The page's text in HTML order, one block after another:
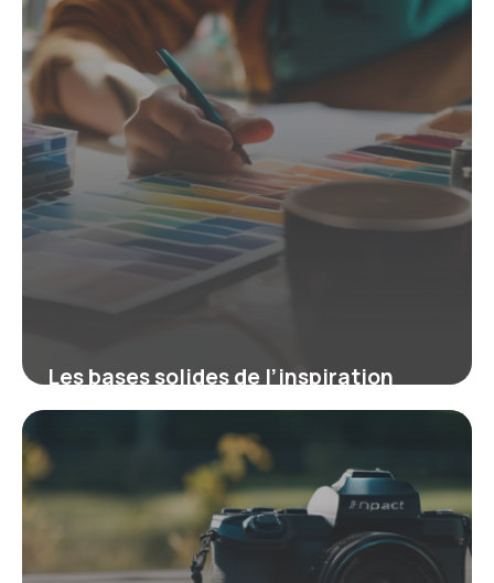
Les bases solides de l’inspiration
graphique : couleurs, typographie et
9 mars 2026